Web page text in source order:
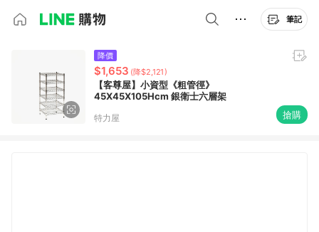
筆記
降價
$1,653 (降$2,121)
【客尊屋】小資型《粗管徑》
45X45X105Hcm 銀衛士六層架
特力屋 搶購